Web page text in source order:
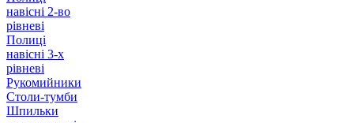
навісні 2-во
рівневі
Полиці
навісні 3-х
рівневі
Рукомийники
Столи-тумби
Шпильки